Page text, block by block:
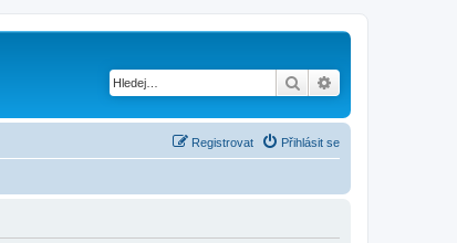
Hledat
Přihlásit se
Registrovat